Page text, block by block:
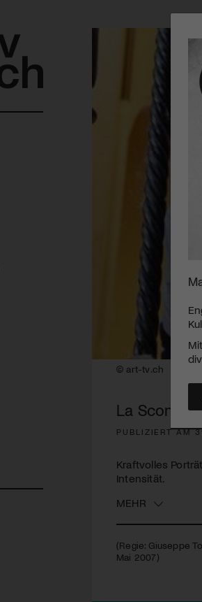
© art-tv.ch
La
PUBLIZIERT AM
Kraftvolles
Intensität.
MEHR
(Regie: Giuseppe
Mai 2007)